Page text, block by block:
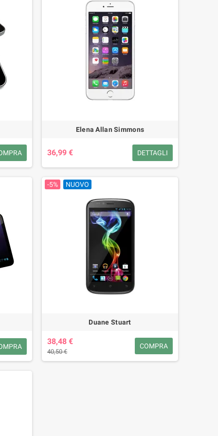
Elena Allan Simmons
36,99 € DETTAGLI
-5% NUOVO
Duane Stuart
38,48 €
40,50 €
COMPRA